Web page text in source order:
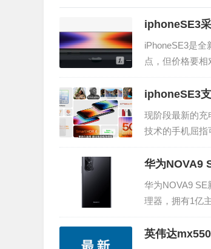
iphoneSE3
iPhoneSE3是
点，但价格要
信息吧。
iphoneSE3
现阶段最新的充
技术的手机屈指
理了一点相关
华为NOVA9
华为NOVA9 SE
理器，拥有1亿
起来看看它的
英伟达